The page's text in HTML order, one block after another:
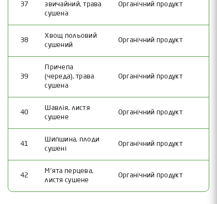
37
звичайний, трава
сушена
Органічний продукт
38
Хвощ польовий
сушений
Органічний продукт
39
Причепа
(череда), трава
сушена
Органічний продукт
40
Шавлія, листя
сушене
Органічний продукт
41
Шипшина, плоди
сушені
Органічний продукт
42
М'ята перцева,
листя сушене
Органічний продукт